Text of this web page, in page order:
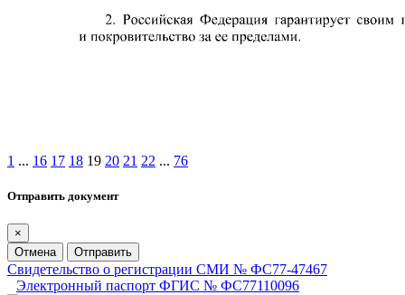
1 ... 16 17 18 19 20 21 22 ... 76
Отправить документ
×
Отмена
Отправить
Свидетельство о регистрации СМИ № ФС77-47467
Электронный паспорт ФГИС № ФС77110096